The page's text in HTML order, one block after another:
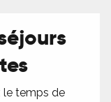
le temps de